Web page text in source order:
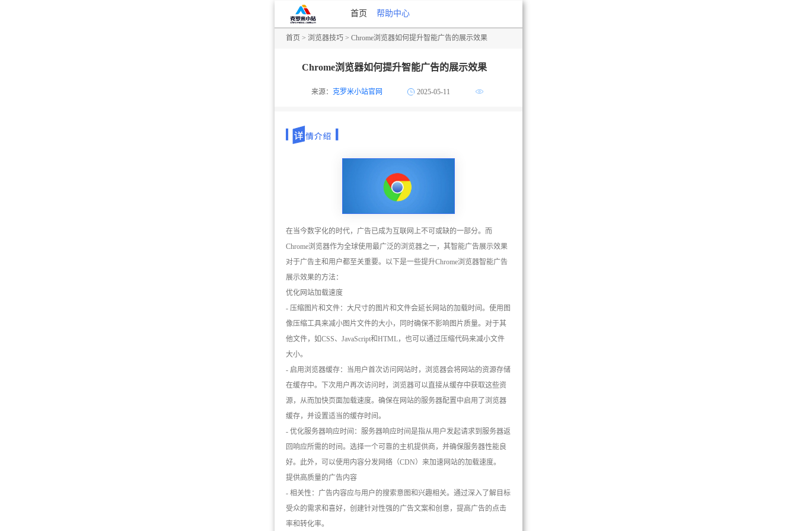
首页 帮助中心
首页 > 浏览器技巧 > Chrome浏览器如何提升智能广告的展示效果
Chrome浏览器如何提升智能广告的展示效果
来源： 克罗米小站官网 2025-05-11
在当今数字化的时代，广告已成为互联网上不可或缺的一部分。而
Chrome浏览器作为全球使用最广泛的浏览器之一，其智能广告展示效果
对于广告主和用户都至关重要。以下是一些提升Chrome浏览器智能广告
展示效果的方法：
优化网站加载速度
- 压缩图片和文件：大尺寸的图片和文件会延长网站的加载时间。使用图
像压缩工具来减小图片文件的大小，同时确保不影响图片质量。对于其
他文件，如CSS、JavaScript和HTML，也可以通过压缩代码来减小文件
大小。
- 启用浏览器缓存：当用户首次访问网站时，浏览器会将网站的资源存储
在缓存中。下次用户再次访问时，浏览器可以直接从缓存中获取这些资
源，从而加快页面加载速度。确保在网站的服务器配置中启用了浏览器
缓存，并设置适当的缓存时间。
- 优化服务器响应时间：服务器响应时间是指从用户发起请求到服务器返
回响应所需的时间。选择一个可靠的主机提供商，并确保服务器性能良
好。此外，可以使用内容分发网络（CDN）来加速网站的加载速度。
提供高质量的广告内容
- 相关性：广告内容应与用户的搜索意图和兴趣相关。通过深入了解目标
受众的需求和喜好，创建针对性强的广告文案和创意，提高广告的点击
率和转化率。